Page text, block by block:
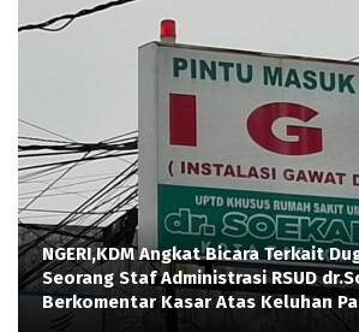
NGERI,KDM Angkat Bicara Terkait
Seorang Staf Administrasi RSUD
Berkomentar Kasar Atas Keluhan